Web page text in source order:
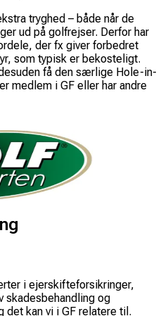
tryghed – både når de
ud på golfrejser. Derfor har
der fx giver forbedret
som typisk er bekosteligt.
få den særlige Hole-in-
medlem i GF eller har andre
i ejerskifteforsikringer,
og
det kan vi i GF relatere til.